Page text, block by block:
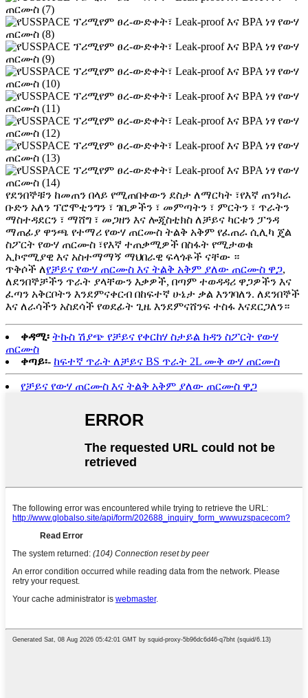
የደንበኞቹን ከመጠን በላይ የሚጠበቀውን ደስታ ለማርካት ፣የእኛ ጠንካራ
ቡድን አለን ፕሮሞቲንግን ፣ ገቢዎችን ፣ መምጣትን ፣ ምርትን ፣ ጥራትን
ማስተዳደርን ፣ ማሸግ ፣ መጋዘን እና ሎጂስቲክስ ለቻይና ካርቱን ፓንዳ
ማጠፊያ ዋንጫ የተማሪ የውሃ ጠርሙስ ትልቅ አቅም የፈጠራ ሲሊካ ጄል
ስፖርት የውሃ ጠርሙስ ፣የእኛ ተጠቃሚዎች በስፋት የሚታወቁ
ኢኮኖሚያዊ እና አስተማማኝ ማህበራዊ ፍላጎቶች ናቸው ።
ጥቅሶች ለየቻይና የውሃ ጠርሙስ እና ትልቅ አቅም ያለው ጠርሙስ ዋጋ,
ለደንበኞቻችን ጥራት ያላቸውን እቃዎች, በጣም ተወዳዳሪ ዋጋዎችን እና
ፈጣን አቅርቦትን እንደምናቀርብ በከፍተኛ ሁኔታ ቃል እንገባለን. ለደንበኞች
እና ለራሳችን አስደሳች የወደፊት ጊዜ እንደምናሸንፍ ተስፋ እናደርጋለን።
ቀዳሚ፡ ትኩስ ሽያጭ የቻይና የቀርከሃ ስታይል ክዳን ስፖርት የውሃ
ጠርሙስ
ቀጣይ፡- ከፍተኛ ጥራት ለቻይና BS ጥራት 2L ሙቅ ውሃ ጠርሙስ
የቻይና የውሃ ጠርሙስ እና ትልቅ አቅም ያለው ጠርሙስ ዋጋ